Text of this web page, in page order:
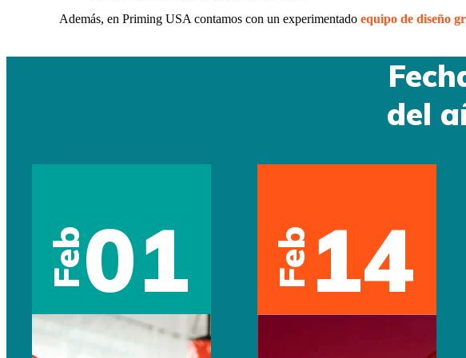
Además, en Priming USA contamos con un experimentadoequipo de diseño
del
Feb01 Feb 14